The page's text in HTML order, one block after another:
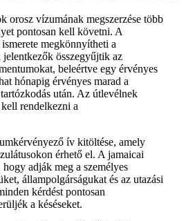
orosz vízumának megszerzése több
pontosan kell követni. A
megkönnyítheti a
összegyűjtik az
beleértve egy érvényes
hónapig érvényes marad a
után. Az útlevélnek
rendelkezni a
ív kitöltése, amely
érhető el. A jamaicai
adják meg a személyes
állampolgárságukat és az utazási
kérdést pontosan
a késéseket.